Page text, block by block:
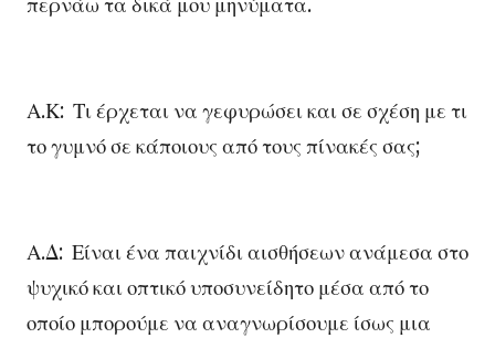
Α.Κ: Τι έρχεται να γεφυρώσει και σε σχέση με τι
το γυμνό σε κάποιους από τους πίνακές σας;
Α.Δ: Είναι ένα παιχνίδι αισθήσεων ανάμεσα στο
ψυχικό και οπτικό υποσυνείδητο μέσα από το
οποίο μπορούμε να αναγνωρίσουμε ίσως μια